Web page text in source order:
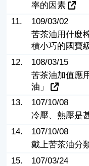
率的因素
11.
109/03/02
苦茶油用什麼
積小巧的國寶
12.
108/03/15
苦茶油加值應
油」
13.
107/10/08
冷壓、熱壓是
14.
107/10/08
戴上苦茶油分
15.
107/03/24